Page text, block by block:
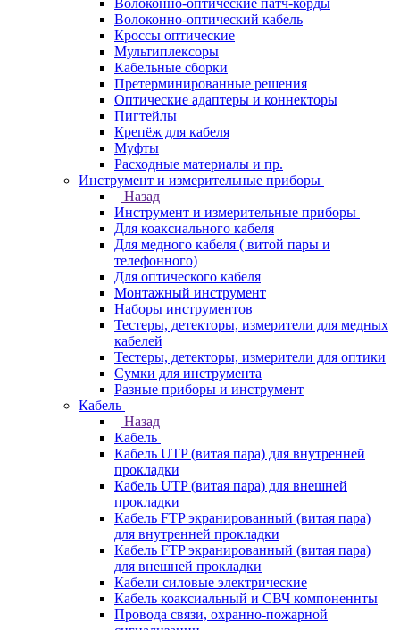
Волоконно-оптические патч-корды
Волоконно-оптический кабель
Кроссы оптические
Мультиплексоры
Кабельные сборки
Претерминированные решения
Оптические адаптеры и коннекторы
Пигтейлы
Крепёж для кабеля
Муфты
Расходные материалы и пр.
Инструмент и измерительные приборы
Назад
Инструмент и измерительные приборы
Для коаксиального кабеля
Для медного кабеля ( витой пары и
телефонного)
Для оптического кабеля
Монтажный инструмент
Наборы инструментов
Тестеры, детекторы, измерители для медных
кабелей
Тестеры, детекторы, измерители для оптики
Сумки для инструмента
Разные приборы и инструмент
Кабель
Назад
Кабель
Кабель UTP (витая пара) для внутренней
прокладки
Кабель UTP (витая пара) для внешней
прокладки
Кабель FTP экранированный (витая пара)
для внутренней прокладки
Кабель FTP экранированный (витая пара)
для внешней прокладки
Кабели силовые электрические
Кабель коаксиальный и СВЧ компоненнты
Провода связи, охранно-пожарной